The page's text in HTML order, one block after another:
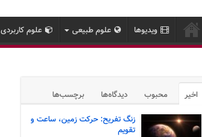
ویدیوها علوم طبیعی علوم کاربردی
اخیر محبوب دیدگاه‌ها برچسب‌ها
زنگ تفریح: حرکت زمین، ساعت و
تقویم